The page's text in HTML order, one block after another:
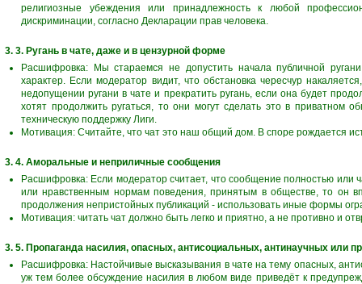
религиозные убеждения или принадлежность к любой
дискриминации, согласно Декларации прав человека.
3. 3. Ругань в чате, даже и в цензурной форме
Расшифровка: Мы стараемся не допустить начала публичной
характер. Если модератор видит, что обстановка чересчур
недопущении ругани в чате и прекратить ругань, если она будет
хотят продолжить ругаться, то они могут сделать это в приватном
техническую поддержку Лиги.
Мотивация: Считайте, что чат это наш общий дом. В споре рождается
3. 4. Аморальные и неприличные сообщения
Расшифровка: Если модератор считает, что сообщение полностью или
или нравственным нормам поведения, принятым в обществе, то он
продолжения непристойных публикаций - использовать иные формы
Мотивация: читать чат должно быть легко и приятно, а не противно и
3. 5. Пропаганда насилия, опасных, антисоциальных, антинаучных или
Расшифровка: Настойчивые высказывания в чате на тему опасных,
уж тем более обсуждение насилия в любом виде приведёт к